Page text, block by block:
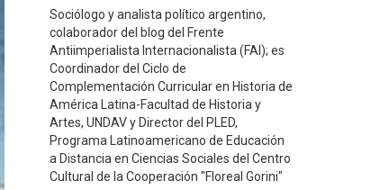
Sociólogo y analista político argentino,
colaborador del blog del Frente
Antiimperialista Internacionalista (FAI); es
Coordinador del Ciclo de
Complementación Curricular en Historia de
América Latina-Facultad de Historia y
Artes, UNDAV y Director del PLED,
Programa Latinoamericano de Educación
a Distancia en Ciencias Sociales del Centro
Cultural de la Cooperación "Floreal Gorini"